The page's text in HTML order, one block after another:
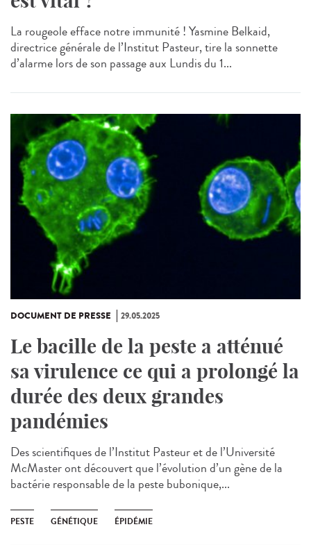
La rougeole efface notre immunité ! Yasmine Belkaid,
directrice générale de l’Institut Pasteur, tire la sonnette
d’alarme lors de son passage aux Lundis du 1...
DOCUMENT DE PRESSE 29.05.2025
Le bacille de la peste a atténué
sa virulence ce qui a prolongé la
durée des deux grandes
pandémies
Des scientifiques de l’Institut Pasteur et de l’Université
McMaster ont découvert que l’évolution d’un gène de la
bactérie responsable de la peste bubonique,...
PESTE GÉNÉTIQUE ÉPIDÉMIE